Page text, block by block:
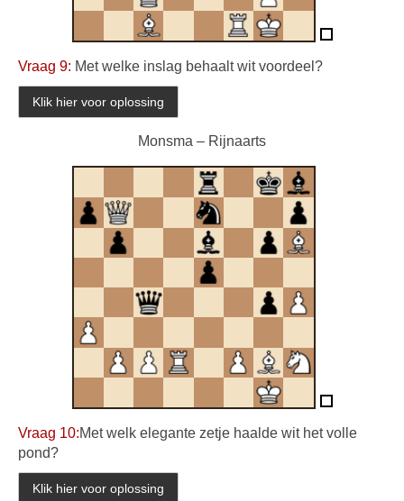
Vraag 9: Met welke inslag behaalt wit voordeel?
Monsma – Rijnaarts
Vraag 10:Met welk elegante zetje haalde wit het volle
pond?